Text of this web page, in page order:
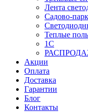
Лента
Садово-
Теплые
1С
Акции
Оплата
Доставка
Гарантии
Блог
Контакты